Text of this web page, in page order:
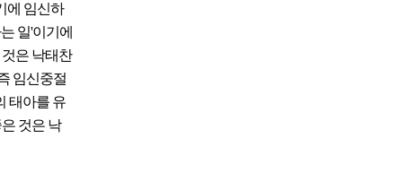
에 임신하
일'이기에
은 낙태찬
임신중절
태아를 유
것은 낙